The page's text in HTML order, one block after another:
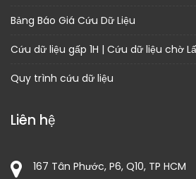
Bảng Báo Giá Cứu Dữ Liệu
Cứu dữ liệu gấp 1H | Cứu dữ liệu chờ
Quy trình cứu dữ liệu
Liên hệ
167 Tân Phước, P6, Q10, TP HCM